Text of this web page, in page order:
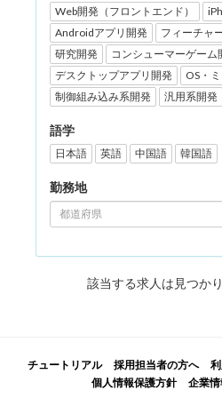
Web開発（フロントエンド）
Androidアプリ開発
フィーチャ
研究開発
コンシューマーゲーム
デスクトップアプリ開発
OS・
制御組み込み系開発
汎用系開発
語学
日本語 英語 中国語 韓国語
勤務地
都道府県
該当する求人は見つか
チュートリアル 採用担当者の方へ
個人情報保護方針
企業情